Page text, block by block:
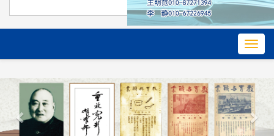
高级检索
Previous